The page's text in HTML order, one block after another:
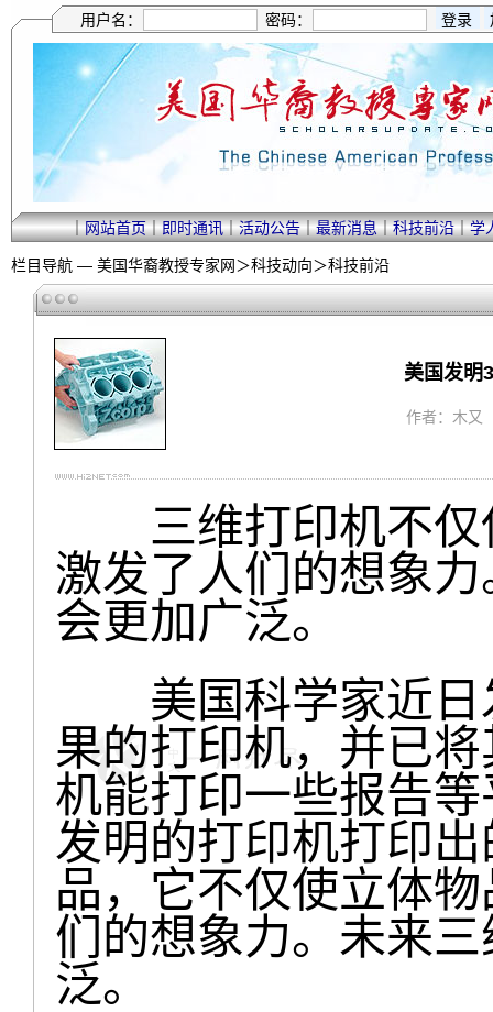
用户名： 密码：
｜网站首页｜即时通讯｜活动公告｜最新消息｜科技前沿｜学
栏目导航 — 美国华裔教授专家网＞科技动向＞科技前沿
美国发明
作者：木又
三维打印机不仅
激发了人们的想象
会更加广泛。
美国科学家近日
果的打印机，并已
机能打印一些报告
发明的打印机打印
品，它不仅使立体
们的想象力。未来
泛。